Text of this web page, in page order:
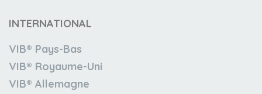
INTERNATIONAL
VIB® Pays-Bas
VIB® Royaume-Uni
VIB® Allemagne